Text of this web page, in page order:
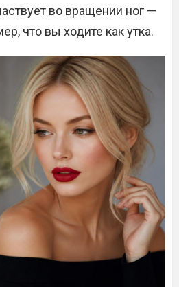
во вращении ног —
что вы ходите как утка.